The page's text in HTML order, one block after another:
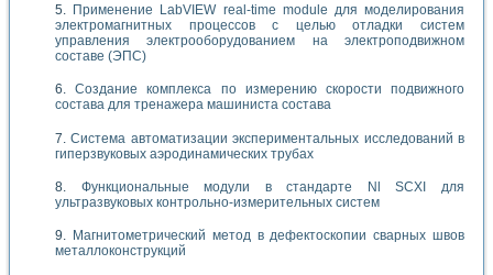
Применение LabVIEW real-time module для моделирования
электромагнитных процессов с целью отладки систем
управления электрооборудованием на электроподвижном
составе (ЭПС)
Создание комплекса по измерению скорости подвижного
состава для тренажера машиниста состава
Система автоматизации экспериментальных исследований в
гиперзвуковых аэродинамических трубах
Функциональные модули в стандарте Nl SCXI для
ультразвуковых контрольно-измерительных систем
Магнитометрический метод в дефектоскопии сварных швов
металлоконструкций